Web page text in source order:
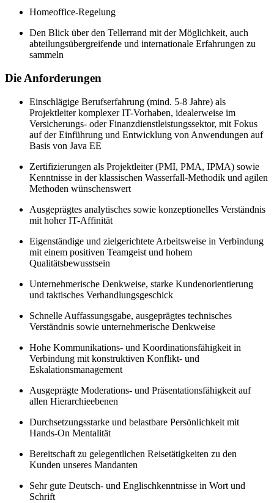
Homeoffice-Regelung
Den Blick über den Tellerrand mit der Möglichkeit, auch
abteilungsübergreifende und internationale Erfahrungen zu
sammeln
Die Anforderungen
Einschlägige Berufserfahrung (mind. 5-8 Jahre) als
Projektleiter komplexer IT-Vorhaben, idealerweise im
Versicherungs- oder Finanzdienstleistungssektor, mit Fokus
auf der Einführung und Entwicklung von Anwendungen auf
Basis von Java EE
Zertifizierungen als Projektleiter (PMI, PMA, IPMA) sowie
Kenntnisse in der klassischen Wasserfall-Methodik und agilen
Methoden wünschenswert
Ausgeprägtes analytisches sowie konzeptionelles Verständnis
mit hoher IT-Affinität
Eigenständige und zielgerichtete Arbeitsweise in Verbindung
mit einem positiven Teamgeist und hohem
Qualitätsbewusstsein
Unternehmerische Denkweise, starke Kundenorientierung
und taktisches Verhandlungsgeschick
Schnelle Auffassungsgabe, ausgeprägtes technisches
Verständnis sowie unternehmerische Denkweise
Hohe Kommunikations- und Koordinationsfähigkeit in
Verbindung mit konstruktiven Konflikt- und
Eskalationsmanagement
Ausgeprägte Moderations- und Präsentationsfähigkeit auf
allen Hierarchieebenen
Durchsetzungsstarke und belastbare Persönlichkeit mit
Hands-On Mentalität
Bereitschaft zu gelegentlichen Reisetätigkeiten zu den
Kunden unseres Mandanten
Sehr gute Deutsch- und Englischkenntnisse in Wort und
Schrift